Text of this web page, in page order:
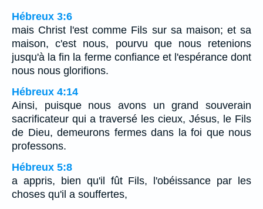
Hébreux 3:6
mais Christ l'est comme Fils sur sa maison; et sa
maison, c'est nous, pourvu que nous retenions
jusqu'à la fin la ferme confiance et l'espérance dont
nous nous glorifions.
Hébreux 4:14
Ainsi, puisque nous avons un grand souverain
sacrificateur qui a traversé les cieux, Jésus, le Fils
de Dieu, demeurons fermes dans la foi que nous
professons.
Hébreux 5:8
a appris, bien qu'il fût Fils, l'obéissance par les
choses qu'il a souffertes,